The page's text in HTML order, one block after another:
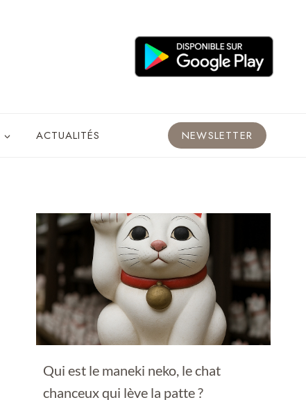
ACTUALITÉS NEWSLETTER
Qui est le maneki neko, le chat
chanceux qui lève la patte ?